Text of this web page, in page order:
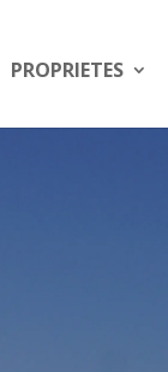
PROPRIETES